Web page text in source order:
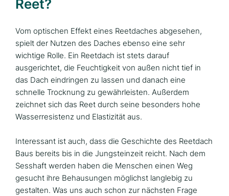
Reet?
Vom optischen Effekt eines Reetdaches abgesehen,
spielt der Nutzen des Daches ebenso eine sehr
wichtige Rolle. Ein Reetdach ist stets darauf
ausgerichtet, die Feuchtigkeit von außen nicht tief in
das Dach eindringen zu lassen und danach eine
schnelle Trocknung zu gewährleisten. Außerdem
zeichnet sich das Reet durch seine besonders hohe
Wasserresistenz und Elastizität aus.
Interessant ist auch, dass die Geschichte des Reetdach
Baus bereits bis in die Jungsteinzeit reicht. Nach dem
Sesshaft werden haben die Menschen einen Weg
gesucht ihre Behausungen möglichst langlebig zu
gestalten. Was uns auch schon zur nächsten Frage